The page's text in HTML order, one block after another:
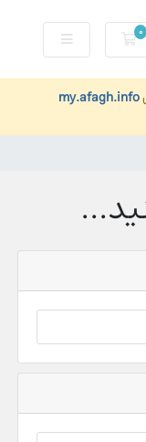
0 کارت خرید
my.afagh.info